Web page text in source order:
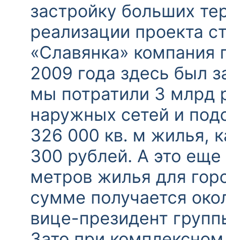
застройку больших
реализации проекта
«Славянка» компания
2009 года здесь был
мы потратили 3 млрд
наружных сетей и
326 000 кв. м жилья,
300 рублей. А это
метров жилья для
сумме получается
вице-президент